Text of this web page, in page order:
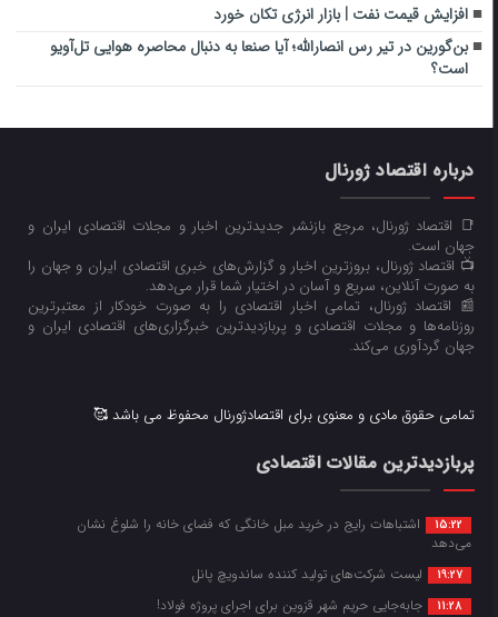
افزایش قیمت نفت | بازار انرژی تکان خورد
بن‌گورین در تیر رس انصارالله؛ آیا صنعا به دنبال محاصره هوایی تل‌آویو
است؟
درباره اقتصاد ژورنال
📑 اقتصاد ژورنال، مرجع بازنشر جدیدترین اخبار و مجلات اقتصادی ایران و
جهان است.
📺 اقتصاد ژورنال، بروزترین اخبار و گزارش‌های خبری اقتصادی ایران و جهان را
به صورت آنلاین، سریع و آسان در اختیار شما قرار می‌‌دهد.
📰 اقتصاد ژورنال، تمامی اخبار اقتصادی را به صورت خودکار از معتبرترین
روزنامه‌ها و مجلات اقتصادی و پربازدیدترین خبرگزاری‌های اقتصادی ایران و
جهان گردآوری می‌کند.
تمامی حقوق مادی و معنوی برای اقتصادژورنال محفوظ می باشد 🥰
پربازدیدترین مقالات اقتصادی
15:22
اشتباهات رایج در خرید مبل خانگی که فضای خانه را شلوغ نشان
می‌دهد
19:27 لیست شرکت‌های تولید کننده ساندویچ پانل
11:28 جابه‌جایی حریم شهر قزوین برای اجرای پروژه فولاد!